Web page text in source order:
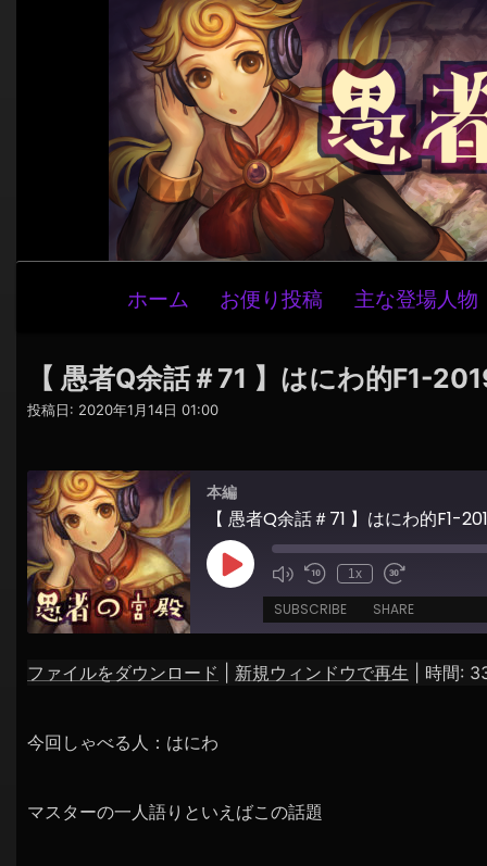
ビ
ー
シ
ョ
ン
ホーム お便り投稿 主な登場人物
【 愚者Q余話＃71 】はにわ的F1-
投稿日: 2020年1月14日 01:00
本編
【 愚者Q余話＃71 】はにわ的F1-
Play
Episode
1x
SUBSCRIBE SHARE
SHARE
LINK
ファイルをダウンロード 新規ウィンドウで再生 時間:
今回しゃべる人：はにわ
マスターの一人語りといえばこの話題